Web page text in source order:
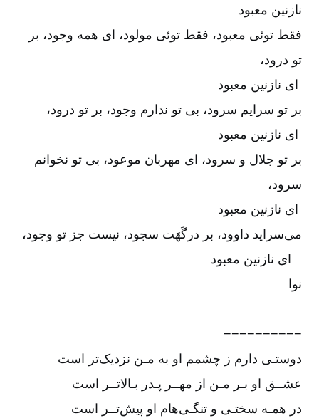
نازنین معبود
فقط توئی معبود، فقط توئی مولود، ای همه وجود، بر
تو درود،
ای نازنین معبود
بر تو سرایم سرود، بی تو ندارم وجود، بر تو درود،
ای نازنین معبود
بر تو جلال و سرود، ای مهربان موعود، بی تو نخوانم
سرود،
ای نازنین معبود
می‌سراید داوود، بر درگَهَت سجود، نیست جز تو وجود،
ای نازنین معبود
نوا
−−−−−−−−−−
دوستـی دارم ز چشمم او به مـن نزدیک‌تر است
عشــق او بـر مـن از مهــر پـدر بـالاتــر است
در همـه سختـی و تنگـی‌هام او پیش‌تــر است